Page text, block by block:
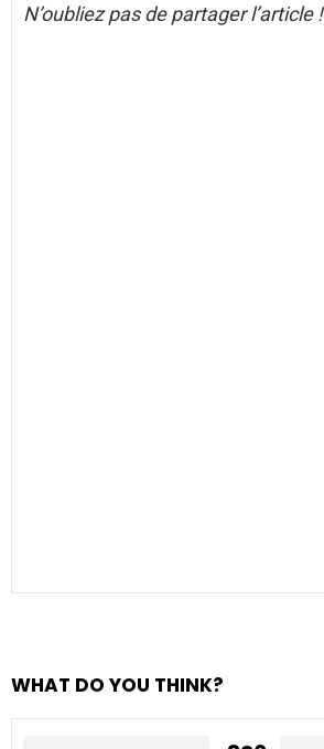
N’oubliez pas de partager l’article !
WHAT DO YOU THINK?